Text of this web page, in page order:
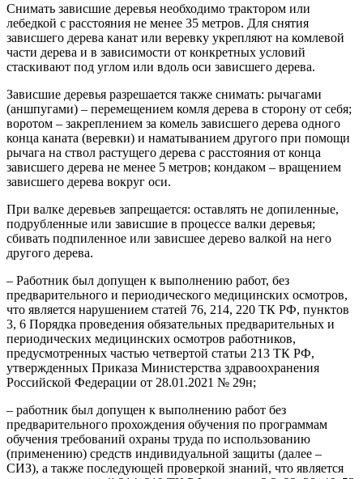
Снимать зависшие деревья необходимо трактором или
лебедкой с расстояния не менее 35 метров. Для снятия
зависшего дерева канат или веревку укрепляют на комлевой
части дерева и в зависимости от конкретных условий
стаскивают под углом или вдоль оси зависшего дерева.
Зависшие деревья разрешается также снимать: рычагами
(аншпугами) – перемещением комля дерева в сторону от себя;
воротом – закреплением за комель зависшего дерева одного
конца каната (веревки) и наматыванием другого при помощи
рычага на ствол растущего дерева с расстояния от конца
зависшего дерева не менее 5 метров; кондаком – вращением
зависшего дерева вокруг оси.
При валке деревьев запрещается: оставлять не допиленные,
подрубленные или зависшие в процессе валки деревья;
сбивать подпиленное или зависшее дерево валкой на него
другого дерева.
– Работник был допущен к выполнению работ, без
предварительного и периодического медицинских осмотров,
что является нарушением статей 76, 214, 220 ТК РФ, пунктов
3, 6 Порядка проведения обязательных предварительных и
периодических медицинских осмотров работников,
предусмотренных частью четвертой статьи 213 ТК РФ,
утвержденных Приказа Министерства здравоохранения
Российской Федерации от 28.01.2021 № 29н;
– работник был допущен к выполнению работ без
предварительного прохождения обучения по программам
обучения требований охраны труда по использованию
(применению) средств индивидуальной защиты (далее –
СИЗ), а также последующей проверкой знаний, что является